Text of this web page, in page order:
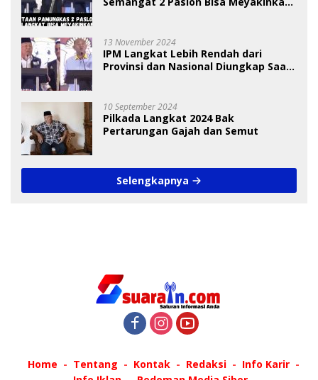
13 November 2024
IPM Langkat Lebih Rendah dari
Provinsi dan Nasional Diungkap Saat
10 September 2024
Pilkada Langkat 2024 Bak
Pertarungan Gajah dan Semut
Selengkapnya
Home Tentang Kontak Redaksi
Info Karir